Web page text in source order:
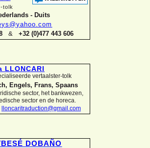
tolk
- Duits
& +32 (0)477 443 606
LLONCARI
vertaalster-tolk
Engels, Frans, Spaans
sector, het bankwezen,
sector en de horeca.
lloncaritraduction@gmail.com
DOBAÑO